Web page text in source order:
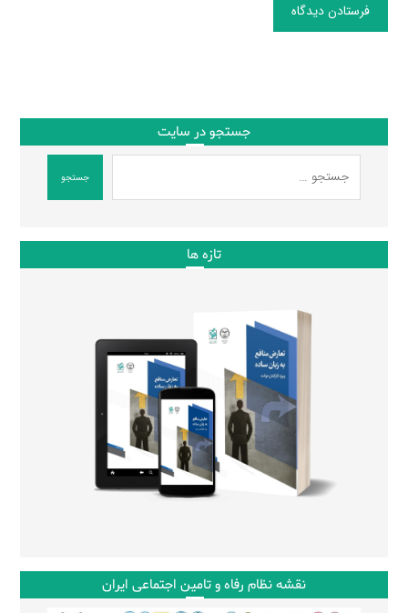
فرستادن دیدگاه
جستجو در سایت
جستجو
تازه ها
نقشه نظام رفاه و تامین اجتماعی ایران